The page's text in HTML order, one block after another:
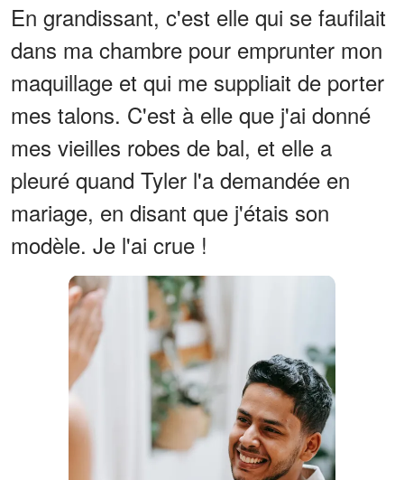
En grandissant, c'est elle qui se faufilait
dans ma chambre pour emprunter mon
maquillage et qui me suppliait de porter
mes talons. C'est à elle que j'ai donné
mes vieilles robes de bal, et elle a
pleuré quand Tyler l'a demandée en
mariage, en disant que j'étais son
modèle. Je l'ai crue !